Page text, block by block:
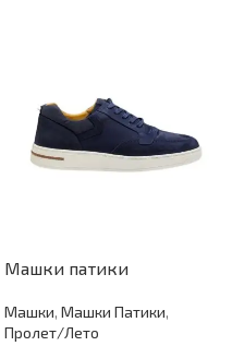
Машки патики
Машки, Машки Патики,
Пролет/Лето